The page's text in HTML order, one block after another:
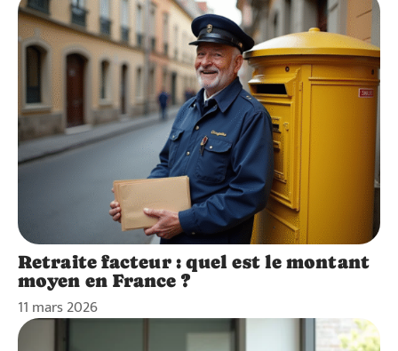
Retraite facteur : quel est le montant
moyen en France ?
11 mars 2026